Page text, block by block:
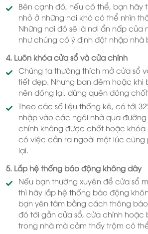
Bên cạnh đó, nếu có thể, bạn hãy
nhỏ ở những nơi khó có thể nhìn
Những nơi đó sẽ là nơi ẩn nấp của
như chúng có ý định đột nhập nhà
4. Luôn khóa cửa sổ và cửa chính
Chúng ta thường thích mở cửa sổ
tiết đẹp. Nhưng ban đêm hoặc khi
nên đóng lại, đừng quên đóng
Theo các số liệu thống kê, có tới
nhập vào các ngôi nhà qua
chính không được chốt hoặc khóa
có việc cần ra ngoài một lúc cũng
lại.
5. Lắp hệ thống báo động không dây
Nếu bạn thường xuyên để cửa sổ
thì hãy lắp hệ thống báo động
bạn yên tâm bằng cách thông
đó tới gần cửa sổ, cửa chính hoặc
trong nhà mà cảm thấy trộm có